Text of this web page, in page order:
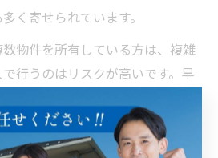
く寄せられています。
物件を所有している方は、複雑
行うのはリスクが高いです。早
とが、資産価値の最大化につな